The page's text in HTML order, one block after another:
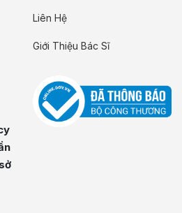
Liên Hệ
Giới Thiệu Bác Sĩ